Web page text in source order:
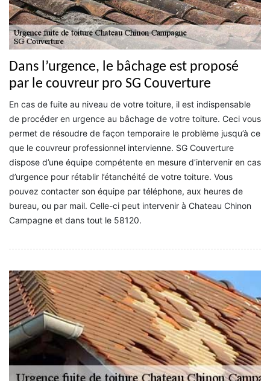
Dans l’urgence, le bâchage est proposé
par le couvreur pro SG Couverture
En cas de fuite au niveau de votre toiture, il est indispensable
de procéder en urgence au bâchage de votre toiture. Ceci vous
permet de résoudre de façon temporaire le problème jusqu’à ce
que le couvreur professionnel intervienne. SG Couverture
dispose d’une équipe compétente en mesure d’intervenir en cas
d’urgence pour rétablir l’étanchéité de votre toiture. Vous
pouvez contacter son équipe par téléphone, aux heures de
bureau, ou par mail. Celle-ci peut intervenir à Chateau Chinon
Campagne et dans tout le 58120.